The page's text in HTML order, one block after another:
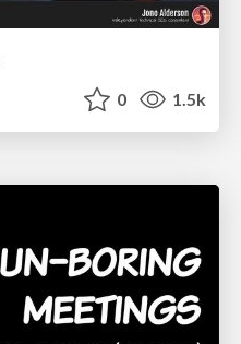
0 1.5k